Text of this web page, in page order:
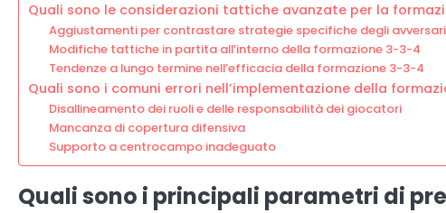
Quali sono le considerazioni tattiche avanzate per la
Aggiustamenti per contrastare strategie specifiche degli avversari
Modifiche tattiche in partita all’interno della formazione 3-3-4
Tendenze a lungo termine nell’efficacia della formazione 3-3-4
Quali sono i comuni errori nell’implementazione della
Disallineamento dei ruoli e delle responsabilità dei giocatori
Mancanza di copertura difensiva
Supporto a centrocampo inadeguato
Quali sono i principali parametri di